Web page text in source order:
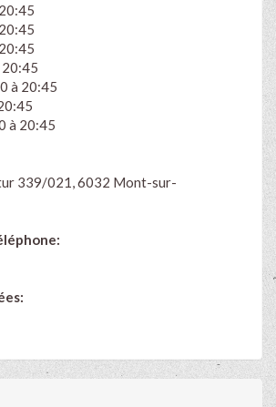
à 20:45
à 20:45
339/021, 6032 Mont-sur-